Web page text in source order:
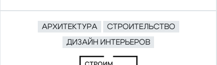
АРХИТЕКТУРА
СТРОИТЕЛЬСТВО
ДИЗАЙН ИНТЕРЬЕРОВ